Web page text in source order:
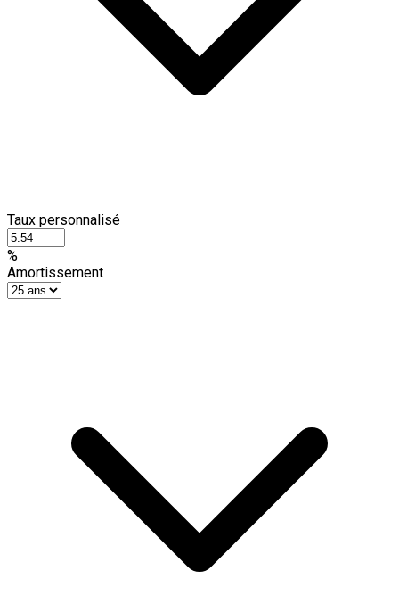
Taux personnalisé
%
Amortissement